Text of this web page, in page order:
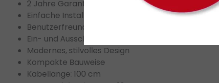
2 Jahre Garantie
Einfache Installation
Benutzerfreundlich
Ein- und Ausschalten von einfarbigen LED Streifen
Modernes, stilvolles Design
Kompakte Bauweise
Kabellänge: 100 cm